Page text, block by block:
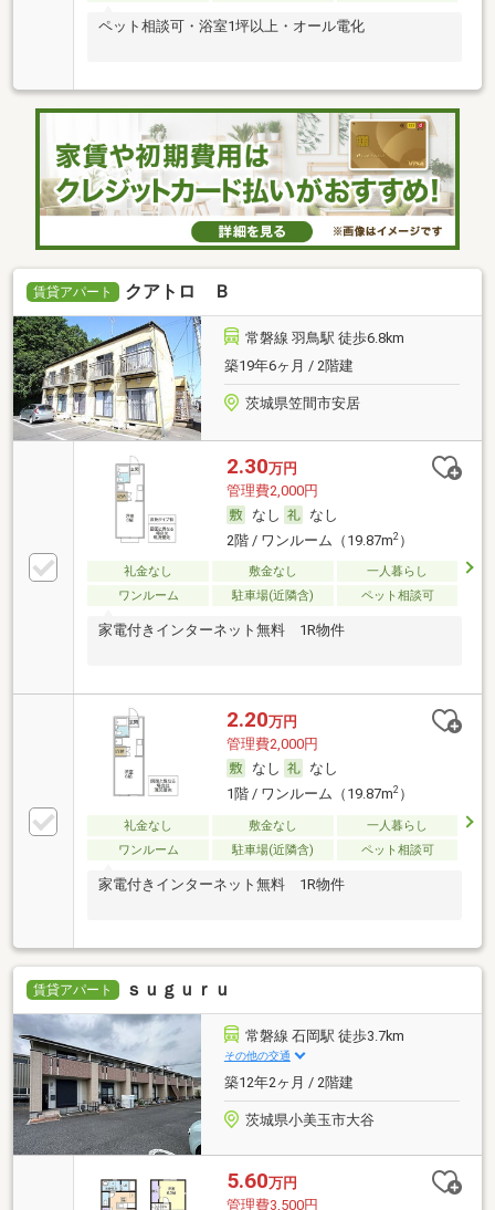
ペット相談可・浴室1坪以上・オール電化
賃貸アパート クアトロ Ｂ
常磐線 羽鳥駅 徒歩6.8km
築19年6ヶ月 / 2階建
茨城県笠間市安居
2.30万円
管理費2,000円
なし
なし
2階 / ワンルーム（19.87m2）
礼金なし 敷金なし
一人暮らし
ワンルーム
駐車場(近隣含) ペット相談可
家電付きインターネット無料 1R物件
2.20万円
管理費2,000円
なし
なし
1階 / ワンルーム（19.87m2）
礼金なし 敷金なし
一人暮らし
ワンルーム
駐車場(近隣含) ペット相談可
家電付きインターネット無料 1R物件
賃貸アパート ｓｕｇｕｒｕ
常磐線 石岡駅 徒歩3.7km
その他の交通
築12年2ヶ月 / 2階建
茨城県小美玉市大谷
5.60万円
管理費3,500円